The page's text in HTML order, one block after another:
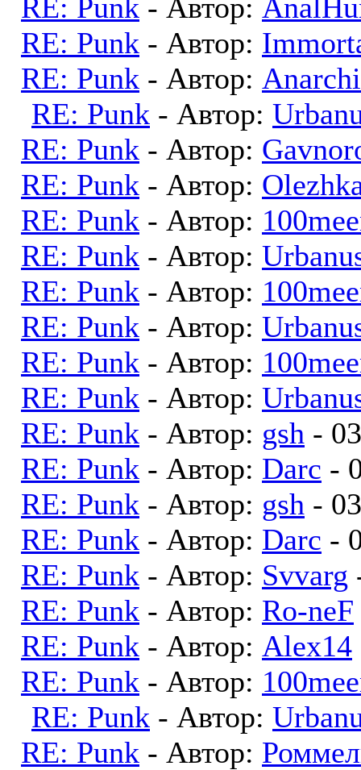
RE: Punk - Автор:
RE: Punk - Автор:
RE: Punk - Автор:
RE: Punk - Автор:
RE: Punk - Автор:
RE: Punk - Автор:
RE: Punk - Автор:
RE: Punk - Автор:
RE: Punk - Автор:
RE: Punk - Автор:
RE: Punk - Автор:
RE: Punk - Автор:
RE: Punk - Автор: gsh -
RE: Punk - Автор: Darc -
RE: Punk - Автор: gsh -
RE: Punk - Автор: Darc -
RE: Punk - Автор: Svvarg
RE: Punk - Автор: Ro-neF
RE: Punk - Автор: Alex14
RE: Punk - Автор:
RE: Punk - Автор:
RE: Punk - Автор: